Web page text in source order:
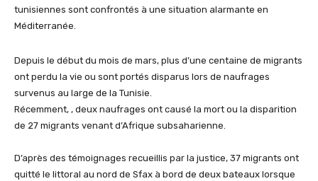
tunisiennes sont confrontés à une situation alarmante en
Méditerranée.
Depuis le début du mois de mars, plus d’une centaine de migrants
ont perdu la vie ou sont portés disparus lors de naufrages
survenus au large de la Tunisie.
Récemment, , deux naufrages ont causé la mort ou la disparition
de 27 migrants venant d’Afrique subsaharienne.
D’après des témoignages recueillis par la justice, 37 migrants ont
quitté le littoral au nord de Sfax à bord de deux bateaux lorsque